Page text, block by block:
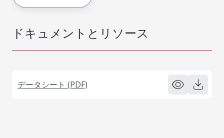
ドキュメントとリソース
データシート (PDF)